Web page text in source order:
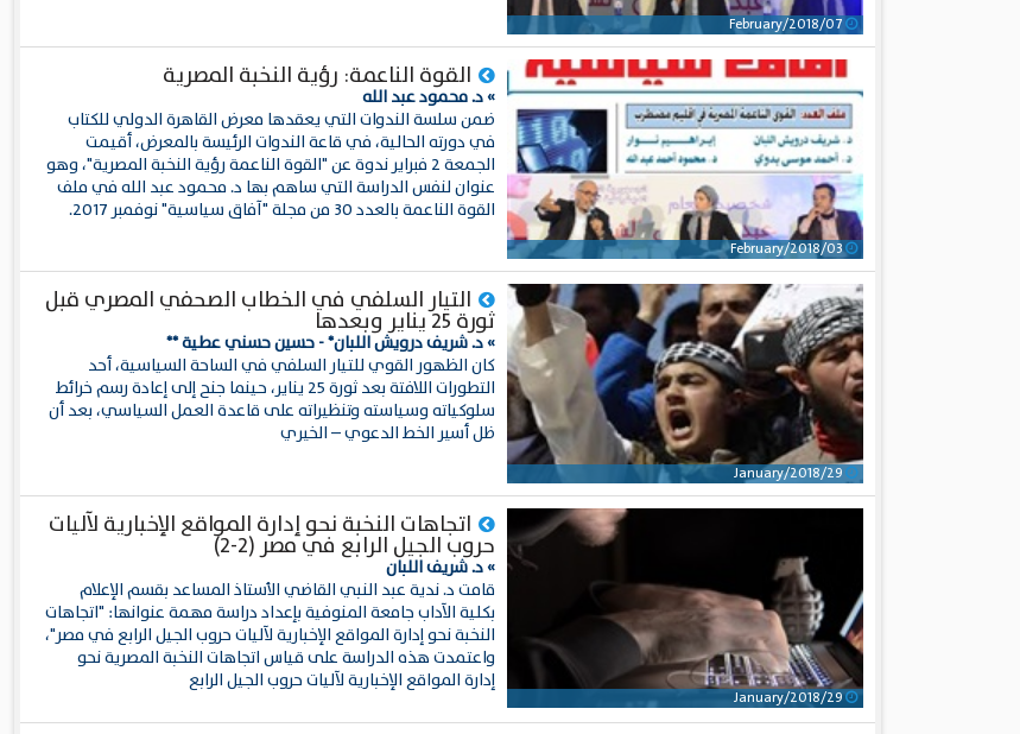
03/February/2018
القوة الناعمة: رؤية النخبة المصرية
» د. محمود عبد الله
ضمن سلسة الندوات التي يعقدها معرض القاهرة الدولي للكتاب
في دورته الحالية، في قاعة الندوات الرئيسة بالمعرض، أقيمت
الجمعة 2 فبراير ندوة عن "القوة الناعمة رؤية النخبة المصرية"، وهو
عنوان لنفس الدراسة التي ساهم بها د. محمود عبد الله في ملف
القوة الناعمة بالعدد 30 من مجلة "آفاق سياسية" نوفمبر 2017.
التيار السلفي في الخطاب الصحفي المصري قبل
ثورة 25 يناير وبعدها
» د. شريف درويش اللبان* - حسين حسني عطية **
كان الظهور القوي للتيار السلفي في الساحة السياسية، أحد
التطورات اللافتة بعد ثورة 25 يناير، حينما جنح إلى إعادة رسم خرائط
سلوكياته وسياسته وتنظيراته على قاعدة العمل السياسي، بعد أن
ظل أسير الخط الدعوي – الخيري
اتجاهات النخبة نحو إدارة المواقع الإخبارية لآليات
حروب الجيل الرابع في مصر (2-2)
» د. شريف اللبان
قامت د. ندية عبد النبي القاضي الأستاذ المساعد بقسم الإعلام
بكلية الآداب جامعة المنوفية بإعداد دراسة مهمة عنوانها: "اتجاهات
النخبة نحو إدارة المواقع الإخبارية لآليات حروب الجيل الرابع في مصر"،
واعتمدت هذه الدراسة على قياس اتجاهات النخبة المصرية نحو
إدارة المواقع الإخبارية لآليات حروب الجيل الرابع